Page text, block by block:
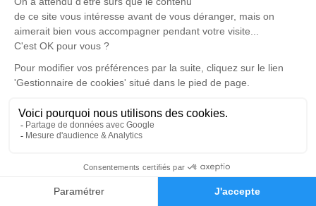
Faire-part Hommages
mémoire de Marie-Thérèse VALIÈRE.
Un service de plantation d’arbre hommage est
disponible ici.
Je rends hommage
Cérémonie religieuse
Église de Sanvensa
12200 Sanvensa